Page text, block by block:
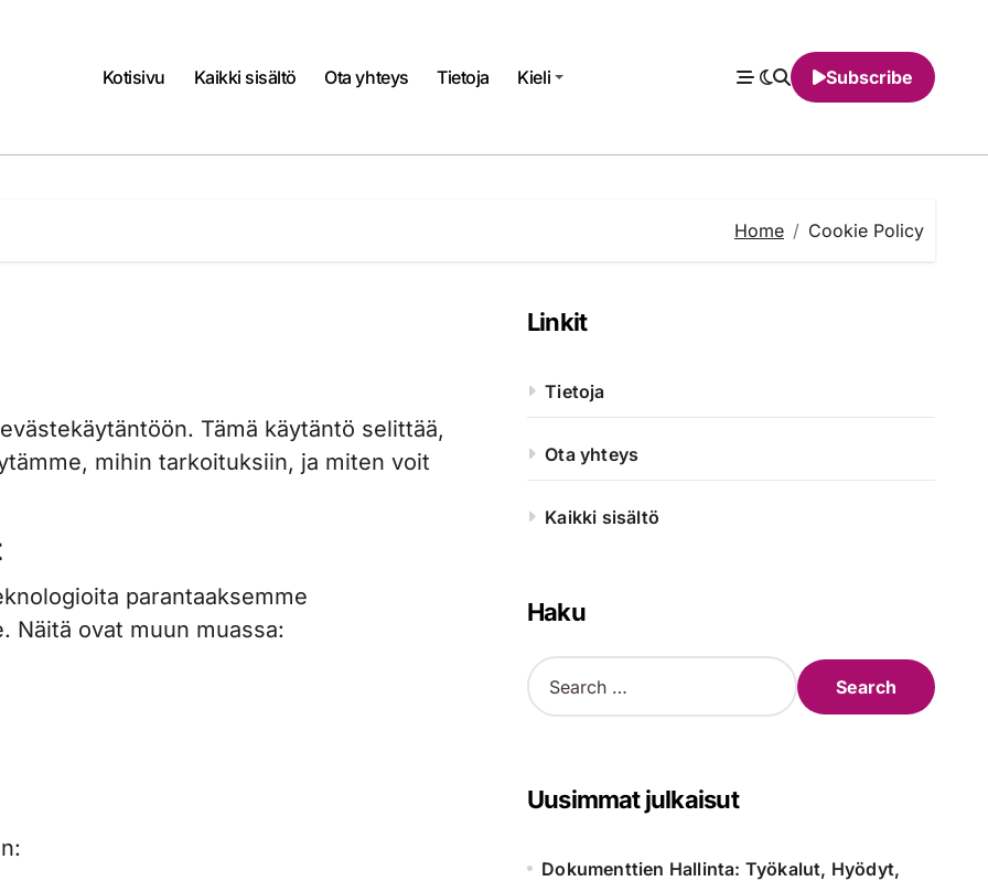
Kotisivu Kaikki sisältö Ota yhteys Tietoja Kieli Subscribe
Home Cookie Policy
Tämä käytäntö selittää,
mihin tarkoituksiin, ja miten voit
parantaaksemme
Näitä ovat muun muassa:
Linkit
Tietoja
Ota yhteys
Kaikki sisältö
Haku
S
e
h
f
r
Uusimmat julkaisut
Dokumenttien Hallinta: Työkalut, Hyödyt,